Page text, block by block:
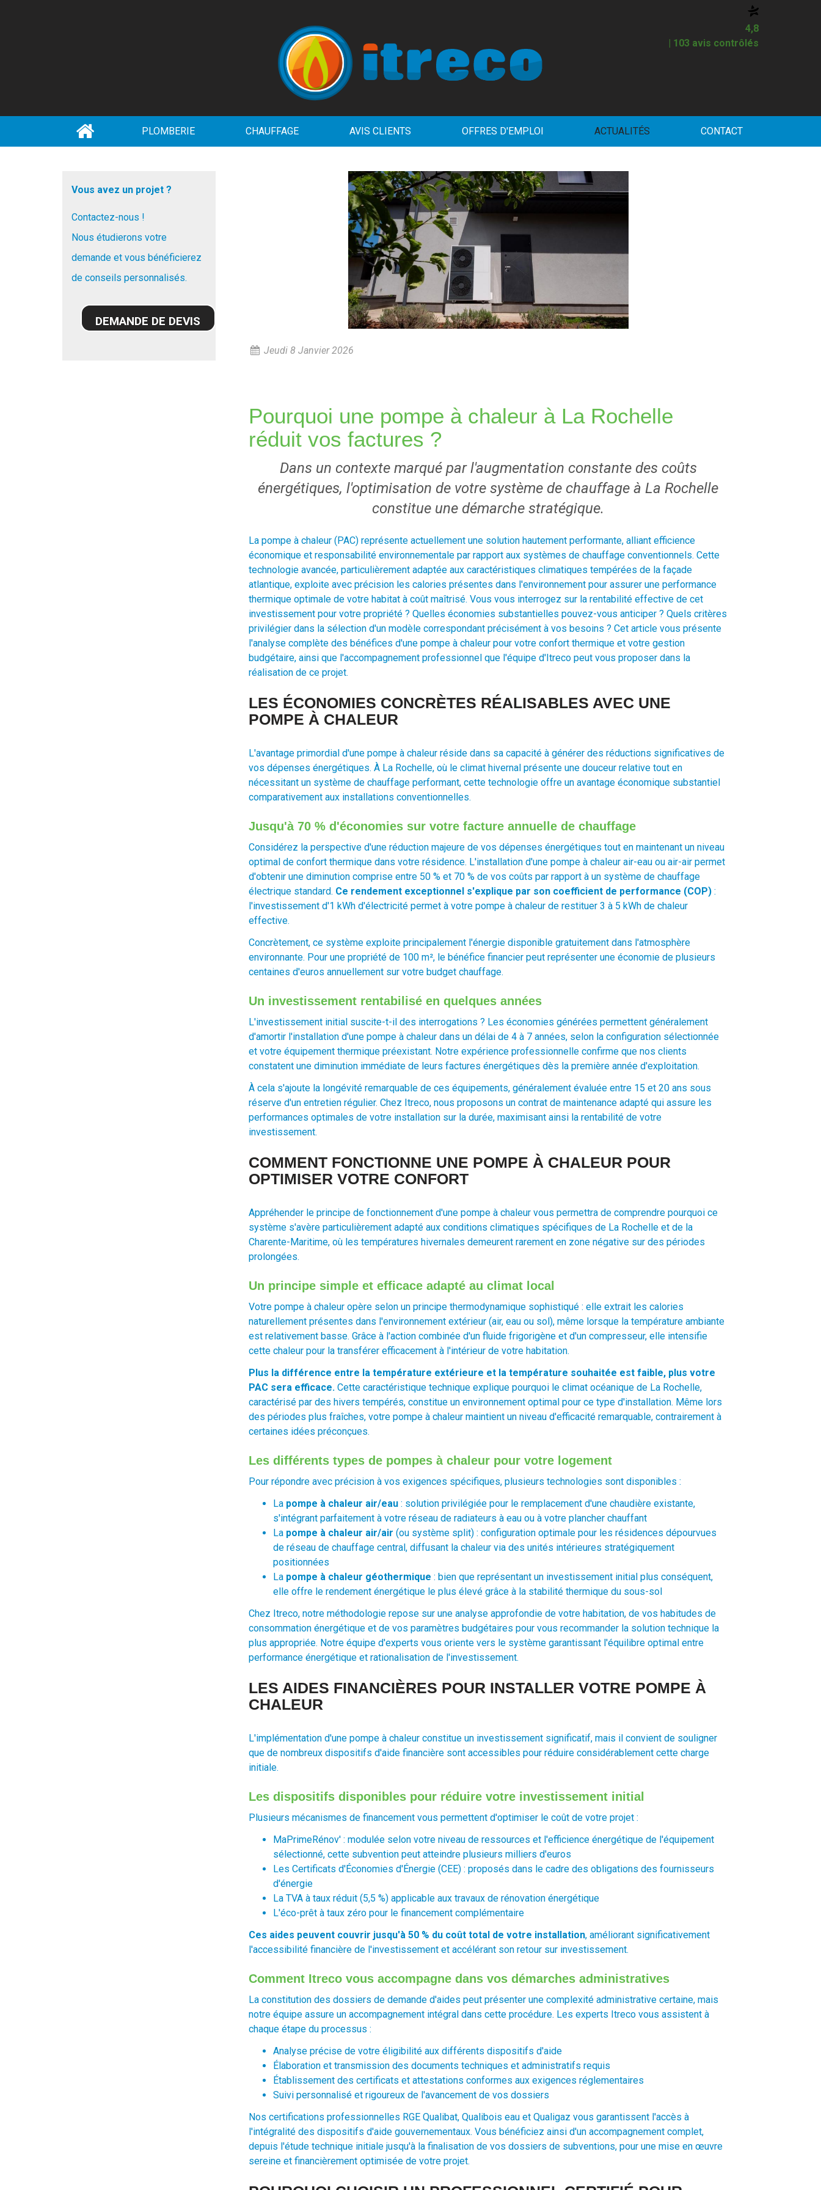
4,8
| 103 avis contrôlés
PLOMBERIE CHAUFFAGE AVIS CLIENTS OFFRES D'EMPLOI ACTUALITÉS CONTACT
Vous avez un projet ?
Contactez-nous !
Nous étudierons votre
demande et vous bénéficierez
de conseils personnalisés.
DEMANDE DE DEVIS
Jeudi 8 Janvier 2026
Pourquoi une pompe à chaleur à La Rochelle
réduit vos factures ?
Dans un contexte marqué par l'augmentation constante des coûts
énergétiques, l'optimisation de votre système de chauffage à La Rochelle
constitue une démarche stratégique.
La pompe à chaleur (PAC) représente actuellement une solution hautement performante, alliant efficience
économique et responsabilité environnementale par rapport aux systèmes de chauffage conventionnels. Cette
technologie avancée, particulièrement adaptée aux caractéristiques climatiques tempérées de la façade
atlantique, exploite avec précision les calories présentes dans l'environnement pour assurer une performance
thermique optimale de votre habitat à coût maîtrisé. Vous vous interrogez sur la rentabilité effective de cet
investissement pour votre propriété ? Quelles économies substantielles pouvez-vous anticiper ? Quels critères
privilégier dans la sélection d'un modèle correspondant précisément à vos besoins ? Cet article vous présente
l'analyse complète des bénéfices d'une pompe à chaleur pour votre confort thermique et votre gestion
budgétaire, ainsi que l'accompagnement professionnel que l'équipe d'Itreco peut vous proposer dans la
réalisation de ce projet.
LES ÉCONOMIES CONCRÈTES RÉALISABLES AVEC UNE
POMPE À CHALEUR
L'avantage primordial d'une pompe à chaleur réside dans sa capacité à générer des réductions significatives de
vos dépenses énergétiques. À La Rochelle, où le climat hivernal présente une douceur relative tout en
nécessitant un système de chauffage performant, cette technologie offre un avantage économique substantiel
comparativement aux installations conventionnelles.
Jusqu'à 70 % d'économies sur votre facture annuelle de chauffage
Considérez la perspective d'une réduction majeure de vos dépenses énergétiques tout en maintenant un niveau
optimal de confort thermique dans votre résidence. L'installation d'une pompe à chaleur air-eau ou air-air permet
d'obtenir une diminution comprise entre 50 % et 70 % de vos coûts par rapport à un système de chauffage
électrique standard. Ce rendement exceptionnel s'explique par son coefficient de performance (COP):
l'investissement d'1 kWh d'électricité permet à votre pompe à chaleur de restituer 3 à 5 kWh de chaleur
effective.
Concrètement, ce système exploite principalement l'énergie disponible gratuitement dans l'atmosphère
environnante. Pour une propriété de 100 m², le bénéfice financier peut représenter une économie de plusieurs
centaines d'euros annuellement sur votre budget chauffage.
Un investissement rentabilisé en quelques années
L'investissement initial suscite-t-il des interrogations ? Les économies générées permettent généralement
d'amortir l'installation d'une pompe à chaleur dans un délai de 4 à 7 années, selon la configuration sélectionnée
et votre équipement thermique préexistant. Notre expérience professionnelle confirme que nos clients
constatent une diminution immédiate de leurs factures énergétiques dès la première année d'exploitation.
À cela s'ajoute la longévité remarquable de ces équipements, généralement évaluée entre 15 et 20 ans sous
réserve d'un entretien régulier. Chez Itreco, nous proposons un contrat de maintenance adapté qui assure les
performances optimales de votre installation sur la durée, maximisant ainsi la rentabilité de votre
investissement.
COMMENT FONCTIONNE UNE POMPE À CHALEUR POUR
OPTIMISER VOTRE CONFORT
Appréhender le principe de fonctionnement d'une pompe à chaleur vous permettra de comprendre pourquoi ce
système s'avère particulièrement adapté aux conditions climatiques spécifiques de La Rochelle et de la
Charente-Maritime, où les températures hivernales demeurent rarement en zone négative sur des périodes
prolongées.
Un principe simple et efficace adapté au climat local
Votre pompe à chaleur opère selon un principe thermodynamique sophistiqué : elle extrait les calories
naturellement présentes dans l'environnement extérieur (air, eau ou sol), même lorsque la température ambiante
est relativement basse. Grâce à l'action combinée d'un fluide frigorigène et d'un compresseur, elle intensifie
cette chaleur pour la transférer efficacement à l'intérieur de votre habitation.
Plus la différence entre la température extérieure et la température souhaitée est faible, plus votre
PAC sera efficace.Cette caractéristique technique explique pourquoi le climat océanique de La Rochelle,
caractérisé par des hivers tempérés, constitue un environnement optimal pour ce type d'installation. Même lors
des périodes plus fraîches, votre pompe à chaleur maintient un niveau d'efficacité remarquable, contrairement à
certaines idées préconçues.
Les différents types de pompes à chaleur pour votre logement
Pour répondre avec précision à vos exigences spécifiques, plusieurs technologies sont disponibles :
La pompe à chaleur air/eau: solution privilégiée pour le remplacement d'une chaudière existante,
s'intégrant parfaitement à votre réseau de radiateurs à eau ou à votre plancher chauffant
La pompe à chaleur air/air (ou système split) : configuration optimale pour les résidences dépourvues
de réseau de chauffage central, diffusant la chaleur via des unités intérieures stratégiquement
positionnées
La pompe à chaleur géothermique : bien que représentant un investissement initial plus conséquent,
elle offre le rendement énergétique le plus élevé grâce à la stabilité thermique du sous-sol
Chez Itreco, notre méthodologie repose sur une analyse approfondie de votre habitation, de vos habitudes de
consommation énergétique et de vos paramètres budgétaires pour vous recommander la solution technique la
plus appropriée. Notre équipe d'experts vous oriente vers le système garantissant l'équilibre optimal entre
performance énergétique et rationalisation de l'investissement.
LES AIDES FINANCIÈRES POUR INSTALLER VOTRE POMPE À
CHALEUR
L'implémentation d'une pompe à chaleur constitue un investissement significatif, mais il convient de souligner
que de nombreux dispositifs d'aide financière sont accessibles pour réduire considérablement cette charge
initiale.
Les dispositifs disponibles pour réduire votre investissement initial
Plusieurs mécanismes de financement vous permettent d'optimiser le coût de votre projet :
MaPrimeRénov' : modulée selon votre niveau de ressources et l'efficience énergétique de l'équipement
sélectionné, cette subvention peut atteindre plusieurs milliers d'euros
Les Certificats d'Économies d'Énergie (CEE) : proposés dans le cadre des obligations des fournisseurs
d'énergie
La TVA à taux réduit (5,5 %) applicable aux travaux de rénovation énergétique
L'éco-prêt à taux zéro pour le financement complémentaire
Ces aides peuvent couvrir jusqu'à 50 % du coût total de votre installation, améliorant significativement
l'accessibilité financière de l'investissement et accélérant son retour sur investissement.
Comment Itreco vous accompagne dans vos démarches administratives
La constitution des dossiers de demande d'aides peut présenter une complexité administrative certaine, mais
notre équipe assure un accompagnement intégral dans cette procédure. Les experts Itreco vous assistent à
chaque étape du processus :
Analyse précise de votre éligibilité aux différents dispositifs d'aide
Élaboration et transmission des documents techniques et administratifs requis
Établissement des certificats et attestations conformes aux exigences réglementaires
Suivi personnalisé et rigoureux de l'avancement de vos dossiers
Nos certifications professionnelles RGE Qualibat, Qualibois eau et Qualigaz vous garantissent l'accès à
l'intégralité des dispositifs d'aide gouvernementaux. Vous bénéficiez ainsi d'un accompagnement complet,
depuis l'étude technique initiale jusqu'à la finalisation de vos dossiers de subventions, pour une mise en œuvre
sereine et financièrement optimisée de votre projet.